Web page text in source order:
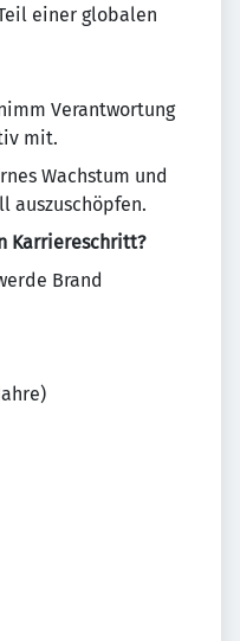
einer globalen
Verantwortung
mit.
Wachstum und
auszuschöpfen.
Karriereschritt?
Brand